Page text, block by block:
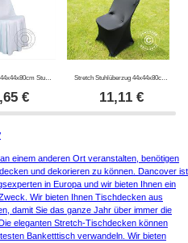
Stuhlhusse für 44x44x80cm Stuhl, Weiß
€
Stretch Stuhlüberzug 44x44x80cm, Schwarz (1 stck.)
11,11 €
einem anderen Ort veranstalten, benötigen
und dekorieren zu können. Dancover ist
in Europa und wir bieten Ihnen ein
Wir bieten Ihnen Tischdecken aus
damit Sie das ganze Jahr über immer die
eleganten Stretch-Tischdecken können
Banketttisch verwandeln. Wir bieten